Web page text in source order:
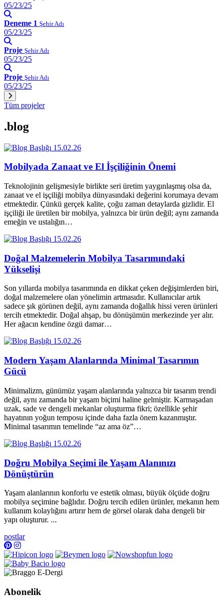
05/23/25
Deneme 1 Şehir Adı
05/23/25
Proje Şehir Adı
05/23/25
Proje Şehir Adı
05/23/25
Tüm projeler
.blog
15.02.26
Mobilyada Zanaat ve El İşçiliğinin Önemi
Teknolojinin gelişmesiyle birlikte seri üretim yaygınlaşmış olsa da,
zanaat ve el işçiliği mobilya dünyasındaki değerini korumaya devam
etmektedir. Çünkü gerçek kalite, çoğu zaman detaylarda gizlidir. El
işçiliği ile üretilen bir mobilya, yalnızca bir ürün değil; aynı zamanda
emeğin ve ustalığın…
15.02.26
Doğal Malzemelerin Mobilya Tasarımındaki
Yükselişi
Son yıllarda mobilya tasarımında en dikkat çeken değişimlerden biri,
doğal malzemelere olan yönelimin artmasıdır. Kullanıcılar artık
sadece şık görünen değil, aynı zamanda doğallık hissi veren ürünleri
tercih etmektedir. Doğal ahşap, bu dönüşümün merkezinde yer alır.
Her ağacın kendine özgü damar…
15.02.26
Modern Yaşam Alanlarında Minimal Tasarımın
Gücü
Minimalizm, günümüz yaşam alanlarında yalnızca bir tasarım trendi
değil, aynı zamanda bir yaşam biçimi haline gelmiştir. Karmaşadan
uzak, sade ve dengeli mekanlar oluşturma fikri; özellikle şehir
hayatının yoğun temposu içinde daha fazla önem kazanmıştır.
Minimal tasarımın temelinde “az ama öz”…
15.02.26
Doğru Mobilya Seçimi ile Yaşam Alanınızı
Dönüştürün
Yaşam alanlarının konforlu ve estetik olması, büyük ölçüde doğru
mobilya seçimine bağlıdır. Doğru tercih edilen ürünler, mekanın hem
kullanım kolaylığını artırır hem de görsel olarak daha dengeli bir
yapı oluşturur. ...
postlar
Abonelik